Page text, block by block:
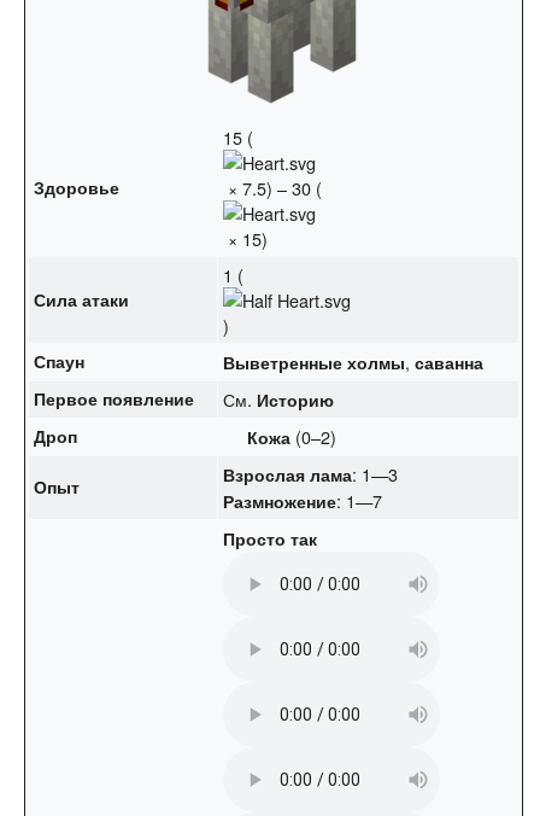
Здоровье
15 (
× 7.5) – 30 (
× 15)
Сила атаки
1 (
)
Спаун Выветренные холмы, саванна
Первое появление
См. Историю
Дроп
Кожа (0–2)
Опыт Взрослая лама: 1—3
Размножение: 1—7
Просто так